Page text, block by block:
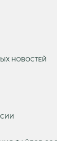
НОВОСТЕЙ